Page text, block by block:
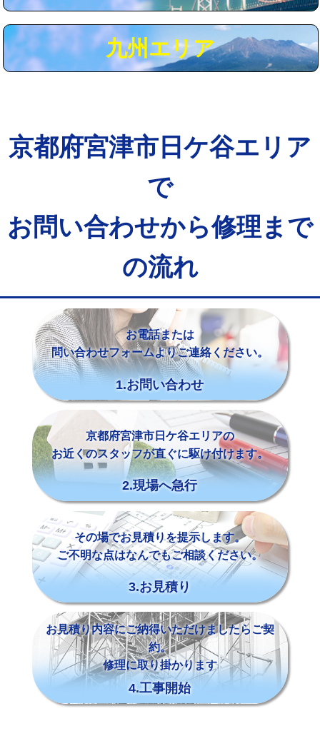
九州エリア
京都府宮津市日ケ谷エリア
で
お問い合わせから修理まで
の流れ
お電話または
問い合わせフォームよりご連絡ください。
1.お問い合わせ
京都府宮津市日ケ谷エリアの
お近くのスタッフが直ぐに駆け付けます。
2.現場へ急行
その場でお見積りを提示します。
ご不明な点はなんでもご相談ください。
3.お見積り
お見積り内容にご納得いただけましたらご契
約。
修理に取り掛かります
4.工事開始